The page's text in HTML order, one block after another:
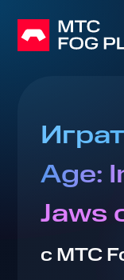
Age:
Jaws
с МТС